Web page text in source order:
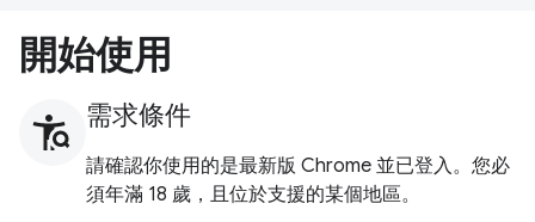
開始使用
需求條件
請確認你使用的是最新版 Chrome 並已登入。您必
須年滿 18 歲，且位於支援的某個地區。